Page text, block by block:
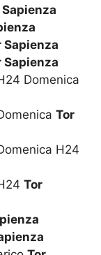
Sapienza
Sapienza
Sapienza
Domenica
Tor
H24
Tor